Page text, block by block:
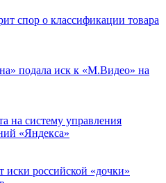
спор о классификации товара
подала иск к «М.Видео» на
на систему управления
«Яндекса»
иски российской «дочки»